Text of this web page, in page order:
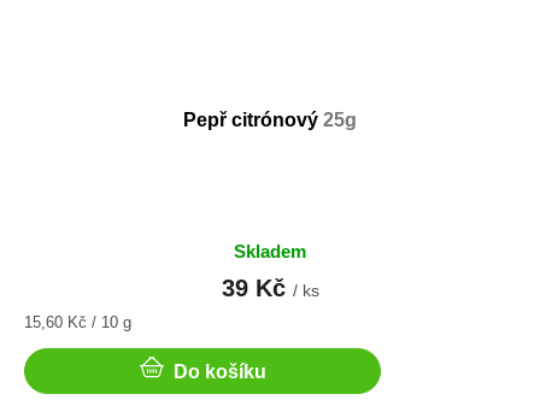
Pepř citrónový 25g
Skladem
39 Kč / ks
Měrná
15,60 Kč / 10 g
Do košíku